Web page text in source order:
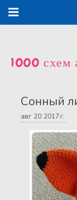
1000 схем
Сонный
авг 20 2017 г.